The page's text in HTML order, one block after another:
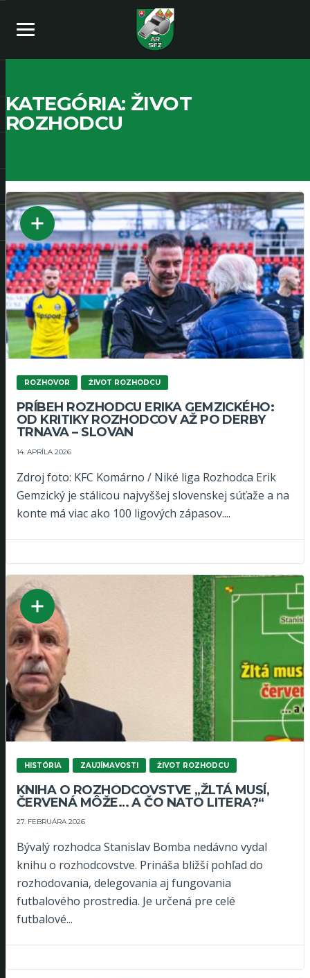
KATEGÓRIA: ŽIVOT
ROZHODCU
ROZHOVOR ŽIVOT ROZHODCU
PRÍBEH ROZHODCU ERIKA GEMZICKÉHO:
OD KRITIKY ROZHODCOV AŽ PO DERBY
TRNAVA – SLOVAN
14. APRÍLA 2026
Zdroj foto: KFC Komárno / Niké liga Rozhodca Erik
Gemzický je stálicou najvyššej slovenskej súťaže a na
konte má viac ako 100 ligových zápasov....
HISTÓRIA ZAUJÍMAVOSTI ŽIVOT ROZHODCU
KNIHA O ROZHODCOVSTVE „ŽLTÁ MUSÍ,
ČERVENÁ MÔŽE… A ČO NATO LITERA?“
27. FEBRUÁRA 2026
Bývalý rozhodca Stanislav Bomba nedávno vydal
knihu o rozhodcovstve. Prináša bližší pohľad do
rozhodovania, delegovania aj fungovania
futbalového prostredia. Je určená pre celé
futbalové...